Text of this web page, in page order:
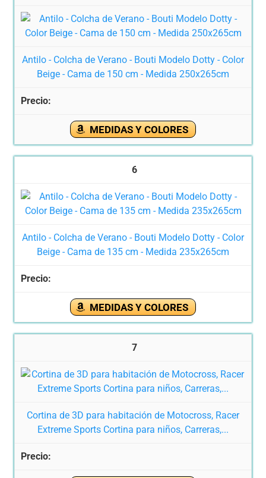
Antilo - Colcha de Verano - Bouti Modelo Dotty - Color
Beige - Cama de 150 cm - Medida 250x265cm
MEDIDAS Y COLORES
6
Antilo - Colcha de Verano - Bouti Modelo Dotty - Color
Beige - Cama de 135 cm - Medida 235x265cm
MEDIDAS Y COLORES
7
Cortina de 3D para habitación de Motocross, Racer
Extreme Sports Cortina para niños, Carreras,...